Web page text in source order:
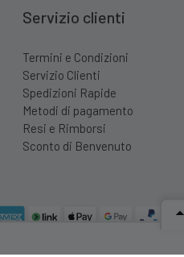
Servizio clienti
Termini e Condizioni
Servizio Clienti
Spedizioni Rapide
Metodi di pagamento
Resi e Rimborsi
Sconto di Benvenuto